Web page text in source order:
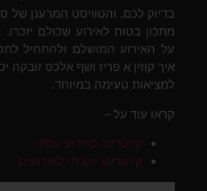
בדיוק לכם, והטוויסט המרענן של
מתכון בטוח לאירוע שכולם
על האירוע המושלם ולהתחיל
איך קוזין א פריז ושף אלכס זובקה
למציאות טעימה במיוחד.
קראו עוד על –
קייטרינג לאירוע עסקי
קייטרינג יוקרתי לאירועים